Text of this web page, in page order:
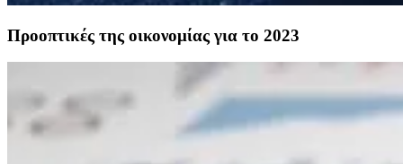
Προοπτικές της οικονομίας για το 2023